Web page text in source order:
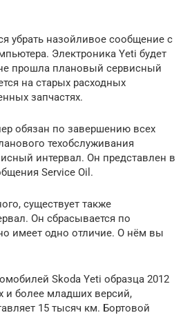
убрать назойливое сообщение с
Электроника Yeti будет
прошла плановый сервисный
на старых расходных
запчастях.
обязан по завершению всех
техобслуживания
интервал. Он представлен в
Service Oil.
существует также
Он сбрасывается по
имеет одно отличие. О нём вы
Skoda Yeti образца 2012
и более младших версий,
15 тысяч км. Бортовой